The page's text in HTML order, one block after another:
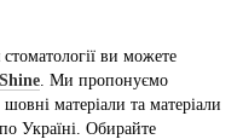
стоматології ви можете
. Ми пропонуємо
матеріали та матеріали
по Україні. Обирайте